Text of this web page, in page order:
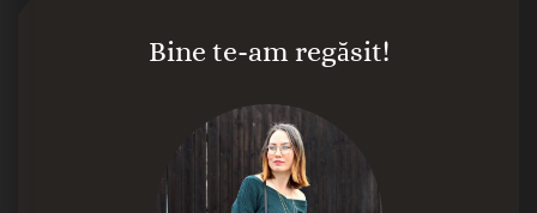
Bine te-am regăsit!